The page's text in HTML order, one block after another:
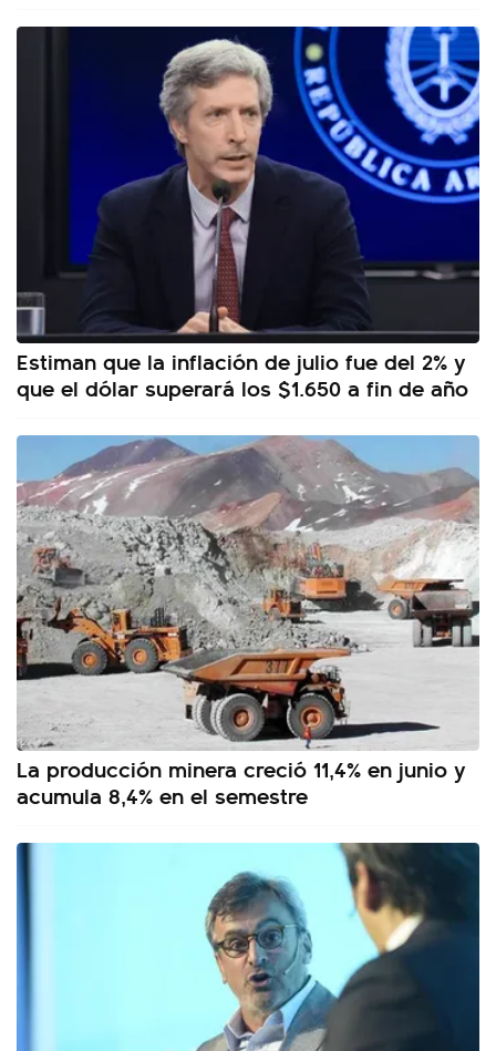
Estiman que la inflación de julio fue del 2% y
que el dólar superará los $1.650 a fin de año
La producción minera creció 11,4% en junio y
acumula 8,4% en el semestre